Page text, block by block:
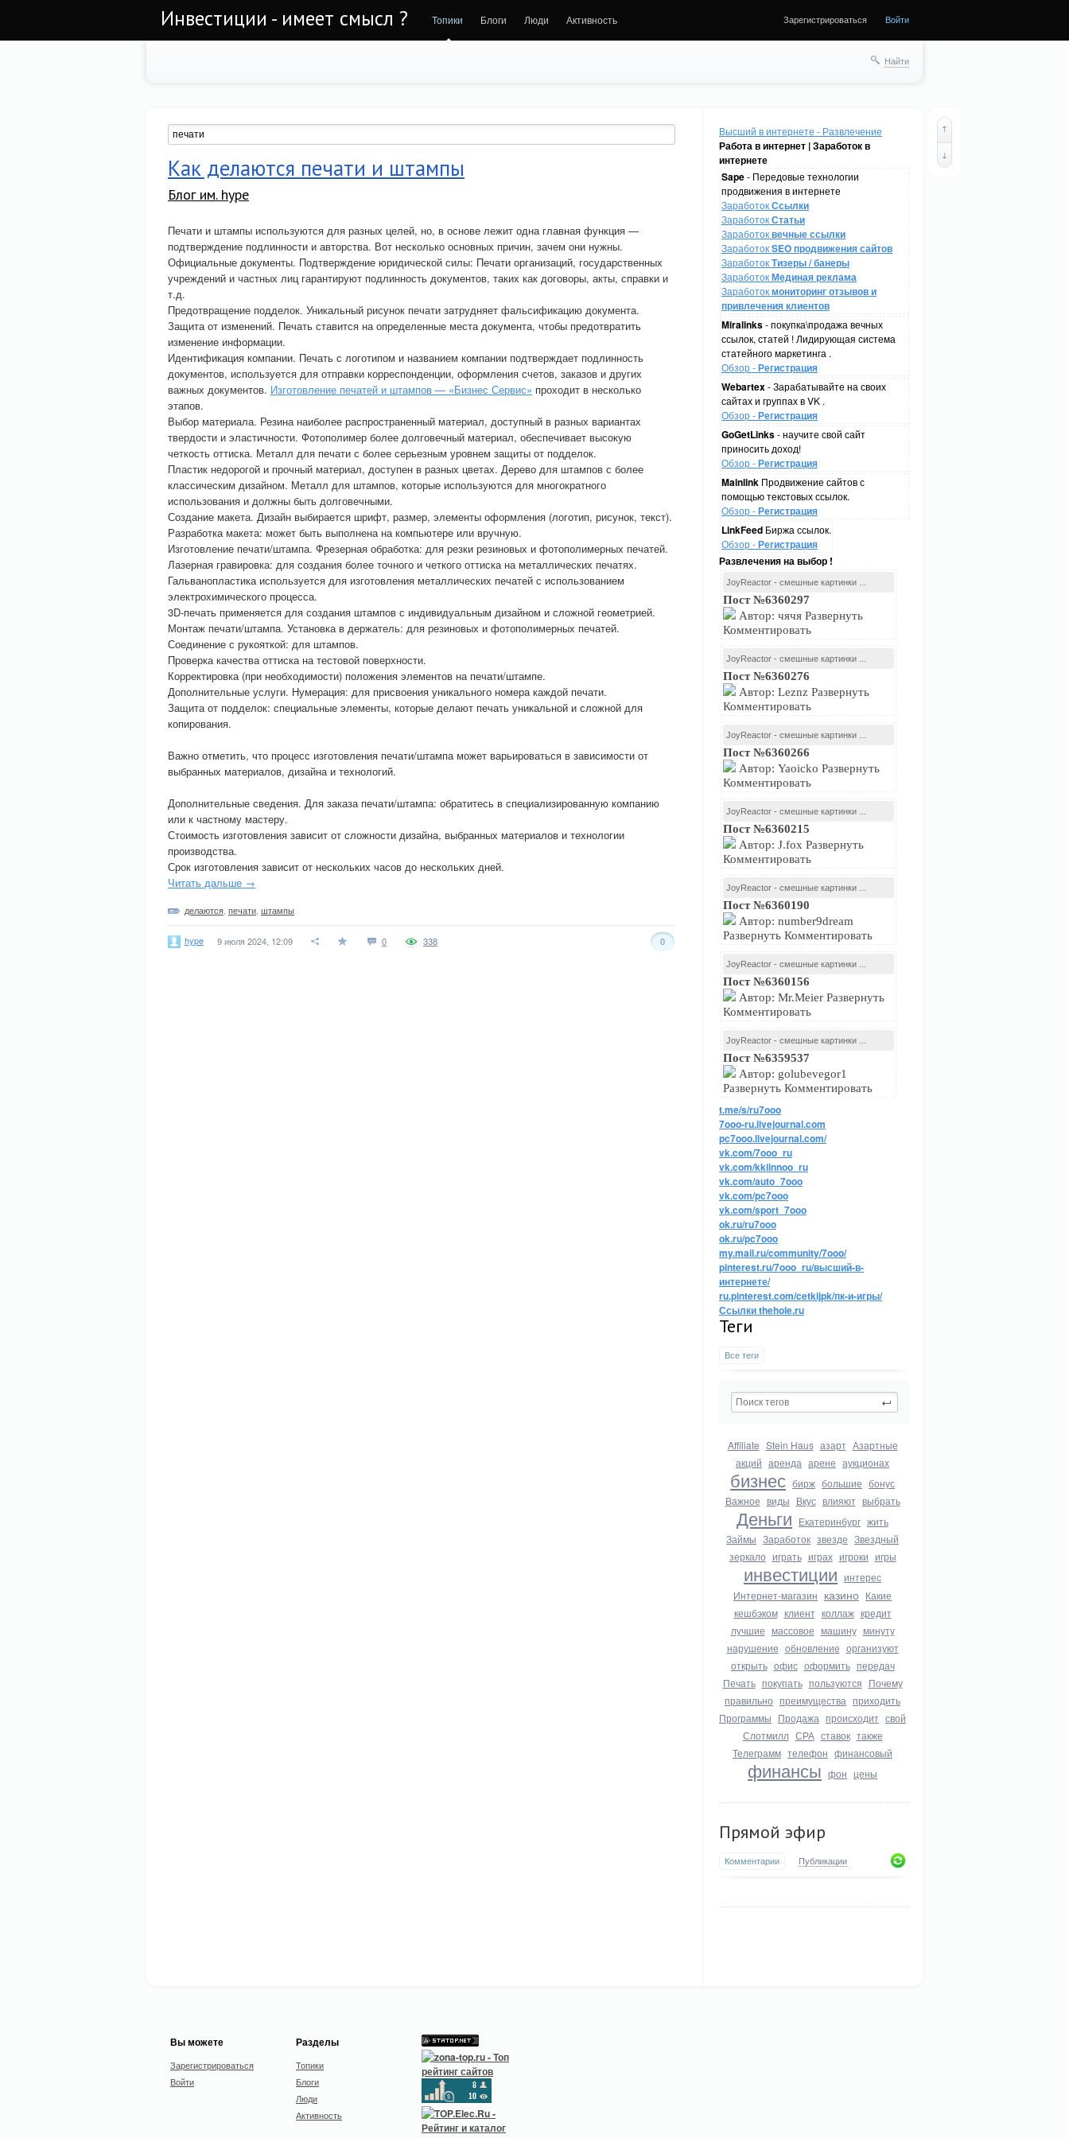
Инвестиции - имеет смысл ? Топики Блоги Люди Активность Зарегистрироваться Войти
Найти
Высший в интернете - Развлечение
Работа в интернет | Заработок в
интернете
Sape- Передовые технологии
продвижения в интернете
ЗаработокСсылки
ЗаработокСтатьи
Заработоквечные ссылки
ЗаработокSEO продвижения сайтов
ЗаработокТизеры / банеры
ЗаработокМединая реклама
Заработокмониторинг отзывов и
привлечения клиентов
Miralinks- покупка\продажа вечных
ссылок, статей ! Лидирующая система
статейного маркетинга .
Обзор -Регистрация
Webartex- Зарабатывайте на своих
сайтах и группах в VK .
Обзор -Регистрация
GoGetLinks- научите свой сайт
приносить доход!
Обзор -Регистрация
Mainlink Продвижение сайтов с
помощью текстовых ссылок.
Обзор -Регистрация
LinkFeed Биржа ссылок.
Обзор -Регистрация
Развлечения на выбор !
JoyReactor - смешные картинки ...
Пост №6360297
Автор: чячя Развернуть
Комментировать
JoyReactor - смешные картинки ...
Пост №6360276
Автор: Leznz Развернуть
Комментировать
JoyReactor - смешные картинки ...
Пост №6360266
Автор: Yaoicko Развернуть
Комментировать
JoyReactor - смешные картинки ...
Пост №6360215
Автор: J.fox Развернуть
Комментировать
JoyReactor - смешные картинки ...
Пост №6360190
Автор: number9dream
Развернуть Комментировать
JoyReactor - смешные картинки ...
Пост №6360156
Автор: Mr.Meier Развернуть
Комментировать
JoyReactor - смешные картинки ...
Пост №6359537
Автор: golubevegor1
Развернуть Комментировать
t.me/s/ru7ooo
7ooo-ru.livejournal.com
pc7ooo.livejournal.com/
vk.com/7ooo_ru
vk.com/kkiinnoo_ru
vk.com/auto_7ooo
vk.com/pc7ooo
vk.com/sport_7ooo
ok.ru/ru7ooo
ok.ru/pc7ooo
my.mail.ru/community/7ooo/
pinterest.ru/7ooo_ru/высший-в-
интернете/
ru.pinterest.com/cetkijpk/пк-и-игры/
Ссылки thehole.ru
Теги
Все теги
Affiliate Stein Haus азарт Азартные
акций аренда арене аукционах
бизнес бирж большие бонус
Важное виды Вкус влияют выбрать
Деньги Екатеринбург жить
Займы Заработок звезде Звездный
зеркало играть играх игроки игры
инвестиции интерес
Интернет-магазин казино Какие
кешбэком клиент коллаж кредит
лучшие массовое машину минуту
нарушение обновление организуют
открыть офис оформить передач
Печать покупать пользуются Почему
правильно преимущества приходить
Программы Продажа происходит свой
Слотмилл СРА ставок также
Телеграмм телефон финансовый
финансы фон цены
Прямой эфир
Комментарии Публикации
Как делаются печати и штампы
Блог им. hype
Печати и штампы используются для разных целей, но, в основе лежит одна главная функция —
подтверждение подлинности и авторства. Вот несколько основных причин, зачем они нужны.
Официальные документы. Подтверждение юридической силы: Печати организаций, государственных
учреждений и частных лиц гарантируют подлинность документов, таких как договоры, акты, справки и
т.д.
Предотвращение подделок. Уникальный рисунок печати затрудняет фальсификацию документа.
Защита от изменений. Печать ставится на определенные места документа, чтобы предотвратить
изменение информации.
Идентификация компании. Печать с логотипом и названием компании подтверждает подлинность
документов, используется для отправки корреспонденции, оформления счетов, заказов и других
важных документов. Изготовление печатей и штампов — «Бизнес Сервис» проходит в несколько
этапов.
Выбор материала. Резина наиболее распространенный материал, доступный в разных вариантах
твердости и эластичности. Фотополимер более долговечный материал, обеспечивает высокую
четкость оттиска. Металл для печати с более серьезным уровнем защиты от подделок.
Пластик недорогой и прочный материал, доступен в разных цветах. Дерево для штампов с более
классическим дизайном. Металл для штампов, которые используются для многократного
использования и должны быть долговечными.
Создание макета. Дизайн выбирается шрифт, размер, элементы оформления (логотип, рисунок, текст).
Разработка макета: может быть выполнена на компьютере или вручную.
Изготовление печати/штампа. Фрезерная обработка: для резки резиновых и фотополимерных печатей.
Лазерная гравировка: для создания более точного и четкого оттиска на металлических печатях.
Гальванопластика используется для изготовления металлических печатей с использованием
электрохимического процесса.
3D-печать применяется для создания штампов с индивидуальным дизайном и сложной геометрией.
Монтаж печати/штампа. Установка в держатель: для резиновых и фотополимерных печатей.
Соединение с рукояткой: для штампов.
Проверка качества оттиска на тестовой поверхности.
Корректировка (при необходимости) положения элементов на печати/штампе.
Дополнительные услуги. Нумерация: для присвоения уникального номера каждой печати.
Защита от подделок: специальные элементы, которые делают печать уникальной и сложной для
копирования.
Важно отметить, что процесс изготовления печати/штампа может варьироваться в зависимости от
выбранных материалов, дизайна и технологий.
Дополнительные сведения. Для заказа печати/штампа: обратитесь в специализированную компанию
или к частному мастеру.
Стоимость изготовления зависит от сложности дизайна, выбранных материалов и технологии
производства.
Срок изготовления зависит от нескольких часов до нескольких дней.
Читать дальше →
делаются печати штампы
hype 9 июля 2024, 12:09 0 0
338
Вы можете
Зарегистрироваться
Войти
Разделы
Топики
Блоги
Люди
Активность